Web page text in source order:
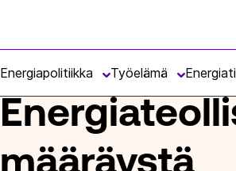
Energiapolitiikka Työelämä
määräystä